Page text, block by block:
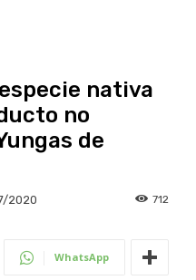
nativa
no
de
2020 712
WhatsApp